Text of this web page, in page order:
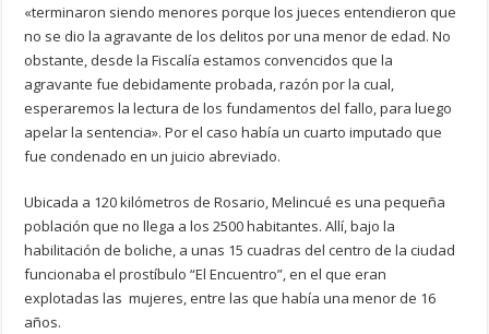
«terminaron siendo menores porque los jueces entendieron que
no se dio la agravante de los delitos por una menor de edad. No
obstante, desde la Fiscalía estamos convencidos que la
agravante fue debidamente probada, razón por la cual,
esperaremos la lectura de los fundamentos del fallo, para luego
apelar la sentencia». Por el caso había un cuarto imputado que
fue condenado en un juicio abreviado.
Ubicada a 120 kilómetros de Rosario, Melincué es una pequeña
población que no llega a los 2500 habitantes. Allí, bajo la
habilitación de boliche, a unas 15 cuadras del centro de la ciudad
funcionaba el prostíbulo “El Encuentro”, en el que eran
explotadas las mujeres, entre las que había una menor de 16
años.